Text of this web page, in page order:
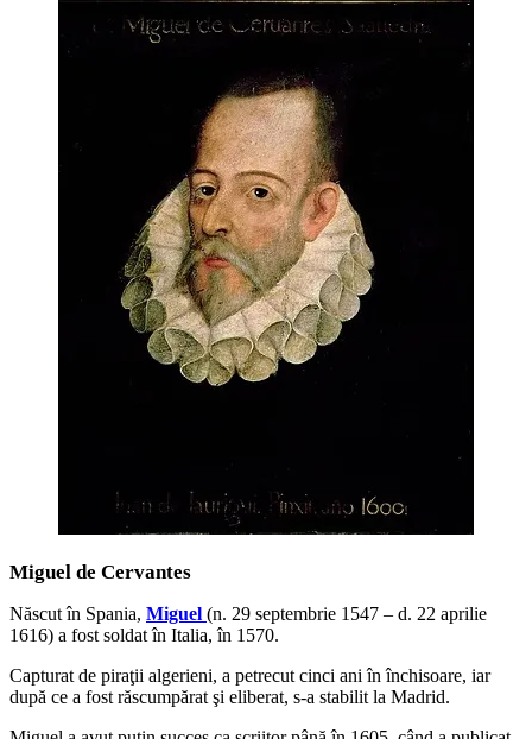
Miguel de Cervantes
Născut în Spania, Miguel (n. 29 septembrie 1547 – d. 22 aprilie
1616) a fost soldat în Italia, în 1570.
Capturat de piraţii algerieni, a petrecut cinci ani în închisoare, iar
după ce a fost răscumpărat şi eliberat, s-a stabilit la Madrid.